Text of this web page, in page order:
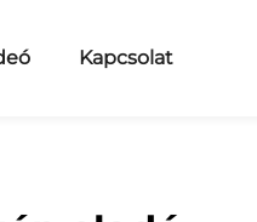
Kapcsolat